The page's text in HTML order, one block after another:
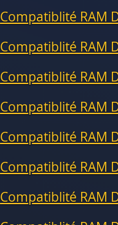
Compatiblité RAM
Compatiblité RAM
Compatiblité RAM
Compatiblité RAM
Compatiblité RAM
Compatiblité RAM
Compatiblité RAM